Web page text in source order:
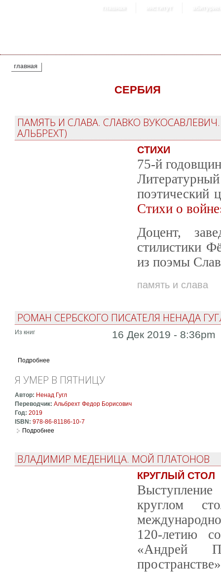
главная институт
ВЫ ЗДЕСЬ
главная
СЕРБИЯ
ПАМЯТЬ И СЛАВА. СЛАВКО
АЛЬБРЕХТ)
СТИХИ
75-й
поэтический
Стихи о
Доцент,
стилистики
из поэмы
память и слава
РОМАН СЕРБСКОГО ПИСАТЕЛЯ НЕНАДА
Из книг 16 Дек 2019 - 8:36pm
Подробнее
Я УМЕР В ПЯТНИЦУ
Автор: Ненад Гугл
Переводчик: Альбрехт Федор Борисович
Год: 2019
ISBN: 978-86-81186-10-7
Подробнее
ВЛАДИМИР МЕДЕНИЦА. МОЙ ПЛАТОНОВ
КРУГЛЫЙ СТОЛ
круглом
120-летию
«Андрей